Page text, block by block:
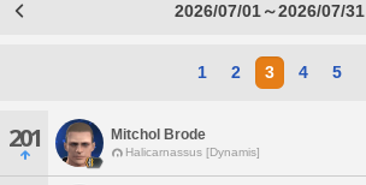
2026/07/01～2026/07/31
1 2 3 4 5
201 Mitchol Brode
Halicarnassus [Dynamis]